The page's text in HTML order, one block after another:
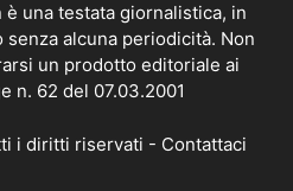
una testata giornalistica, in
alcuna periodicità. Non
un prodotto editoriale ai
n. 62 del 07.03.2001
i diritti riservati - Contattaci